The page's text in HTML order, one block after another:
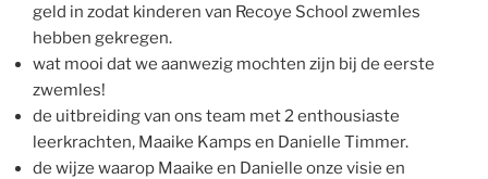
geld in zodat kinderen van Recoye School zwemles
hebben gekregen.
wat mooi dat we aanwezig mochten zijn bij de eerste
zwemles!
de uitbreiding van ons team met 2 enthousiaste
leerkrachten, Maaike Kamps en Danielle Timmer.
de wijze waarop Maaike en Danielle onze visie en